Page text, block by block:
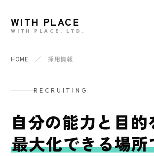
WITH PLACE
WITH PLACE, LTD.
HOME ／ 採用情報
RECRUITING
自分の能力と目的
最大化できる場所